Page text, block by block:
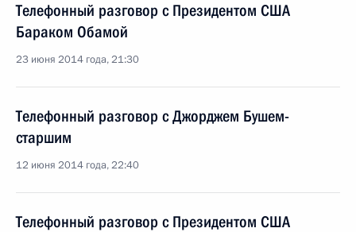
Телефонный разговор с Президентом США
Бараком Обамой
23 июня 2014 года, 21:30
Телефонный разговор с Джорджем Бушем-
старшим
12 июня 2014 года, 22:40
Телефонный разговор с Президентом США